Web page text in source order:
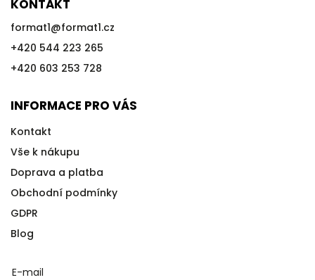
KONTAKT
format1@format1.cz
+420 544 223 265
+420 603 253 728
INFORMACE PRO VÁS
Kontakt
Vše k nákupu
Doprava a platba
Obchodní podmínky
GDPR
Blog
E-mail